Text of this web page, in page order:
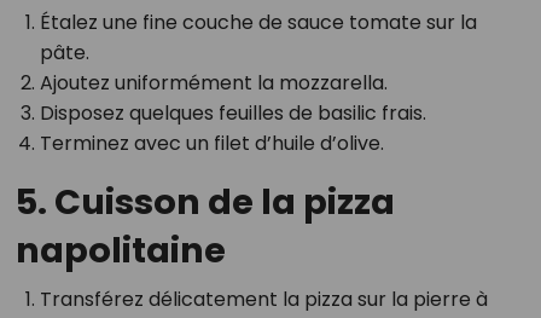
Étalez une fine couche de sauce tomate sur la
pâte.
Ajoutez uniformément la mozzarella.
Disposez quelques feuilles de basilic frais.
Terminez avec un filet d’huile d’olive.
5. Cuisson de la pizza
napolitaine
Transférez délicatement la pizza sur la pierre à